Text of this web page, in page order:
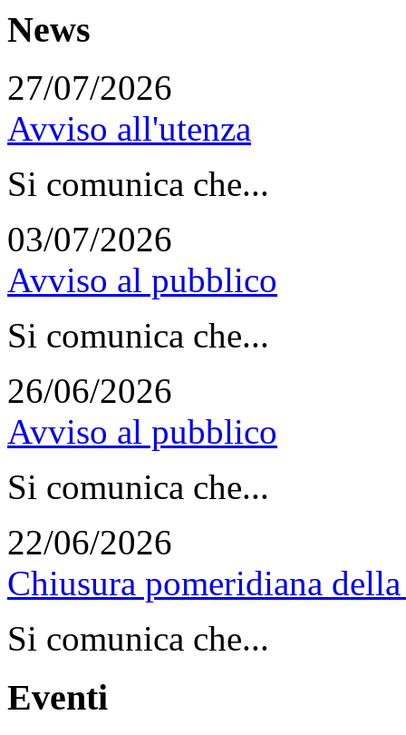
News
27/07/2026
Avviso all'utenza
Si comunica che...
03/07/2026
Avviso al pubblico
Si comunica che...
26/06/2026
Avviso al pubblico
Si comunica che...
22/06/2026
Chiusura pomeridiana
Si comunica che...
Eventi